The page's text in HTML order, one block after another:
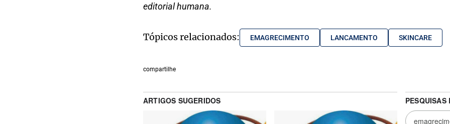
editorial humana.
Tópicos relacionados: EMAGRECIMENTO LANCAMENTO SKINCARE
compartilhe